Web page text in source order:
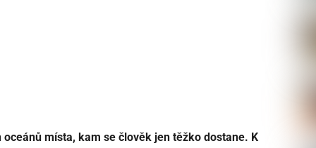
místa, kam se člověk jen těžko dostane. K